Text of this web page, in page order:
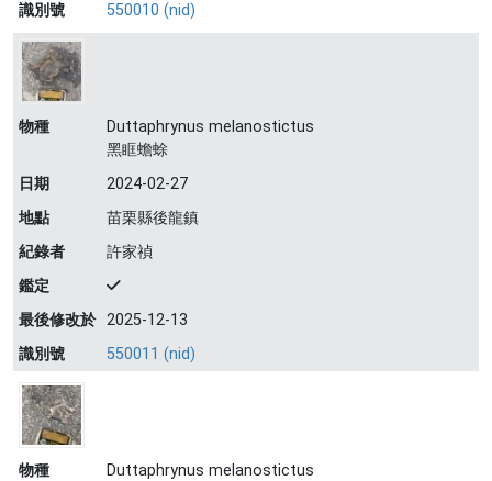
識別號
550010 (nid)
物種
Duttaphrynus melanostictus
黑眶蟾蜍
日期
2024-02-27
地點
苗栗縣後龍鎮
紀錄者
許家禎
鑑定
最後修改於 2025-12-13
識別號
550011 (nid)
物種
Duttaphrynus melanostictus